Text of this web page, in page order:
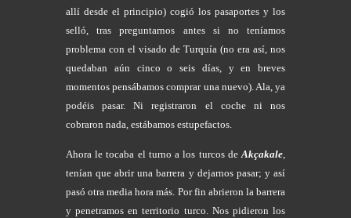
allí desde el principio) cogió los pasaportes y los
selló, tras preguntarnos antes si no teníamos
problema con el visado de Turquía (no era así, nos
quedaban aún cinco o seis días, y en breves
momentos pensábamos comprar una nuevo). Ala, ya
podéis pasar. Ni registraron el coche ni nos
cobraron nada, estábamos estupefactos.
Ahora le tocaba el turno a los turcos deAkçakale,
tenían que abrir una barrera y dejarnos pasar; y así
pasó otra media hora más. Por fin abrieron la barrera
y penetramos en territorio turco. Nos pidieron los